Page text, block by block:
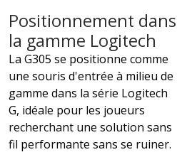
Positionnement dans
la gamme Logitech
La G305 se positionne comme
une souris d'entrée à milieu de
gamme dans la série Logitech
G, idéale pour les joueurs
recherchant une solution sans
fil performante sans se ruiner.